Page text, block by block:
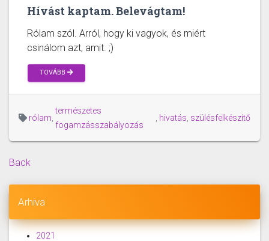
Hívást kaptam. Belevágtam!
Rólam szól. Arról, hogy ki vagyok, és miért
csinálom azt, amit. ;)
TOVÁBB
rólam
természetes
fogamzásszabályozás
hivatás szülésfelkészítő
Back
Arhiva
2021